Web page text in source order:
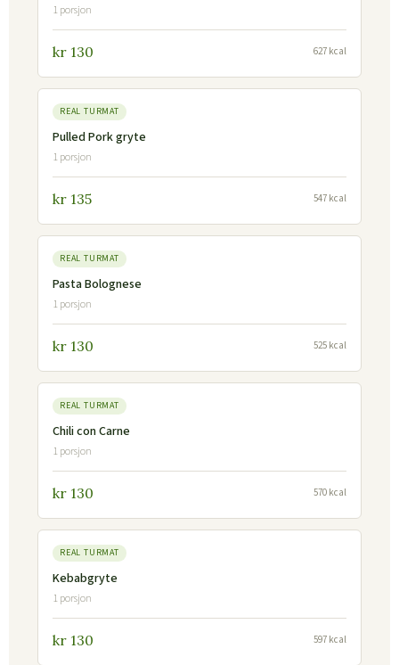
1 porsjon
kr 130 627 kcal
REAL TURMAT
Pulled Pork gryte
1 porsjon
kr 135 547 kcal
REAL TURMAT
Pasta Bolognese
1 porsjon
kr 130 525 kcal
REAL TURMAT
Chili con Carne
1 porsjon
kr 130 570 kcal
REAL TURMAT
Kebabgryte
1 porsjon
kr 130 597 kcal